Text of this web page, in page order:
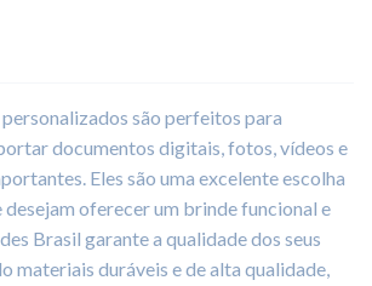
são perfeitos para
documentos digitais, fotos, vídeos e
Eles são uma excelente escolha
desejam oferecer um brinde funcional e
Brasil garante a qualidade dos seus
materiais duráveis e de alta qualidade,